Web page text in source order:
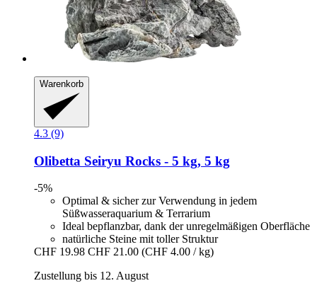
Warenkorb
4.3 (9)
Olibetta Seiryu Rocks -​ 5 kg, 5 kg
-5%
Optimal & sicher zur Verwendung in jedem
Süßwasseraquarium & Terrarium
Ideal bepflanzbar, dank der unregelmäßigen Oberfläche
natürliche Steine mit toller Struktur
CHF 19.98 CHF 21.00 (CHF 4.00 / kg)
Zustellung bis 12. August